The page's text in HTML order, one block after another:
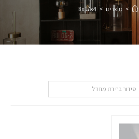
> מוצרים >
8x17x4
סידור ברירת מחדל